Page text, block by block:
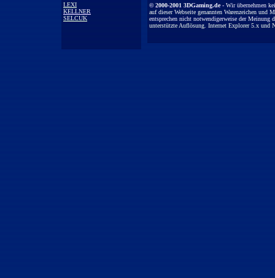
LEXI
KELLNER
SELCUK
© 2000-2001 3DGaming.de- Wir übernehmen
auf dieser Webseite genannten Warenzeichen
entsprechen nicht notwendigerweise der
unterstützte Auflösung. Internet Explorer 5.x und